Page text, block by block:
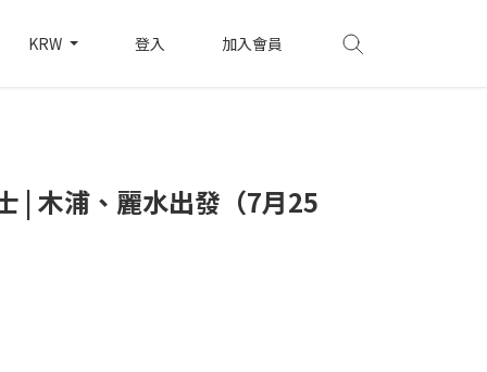
KRW 登入 加入會員
| 木浦、麗水出發（7月25